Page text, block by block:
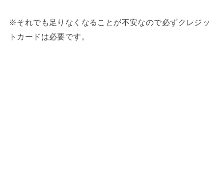
※それでも足りなくなることが不安なので必ずクレジッ
トカードは必要です。